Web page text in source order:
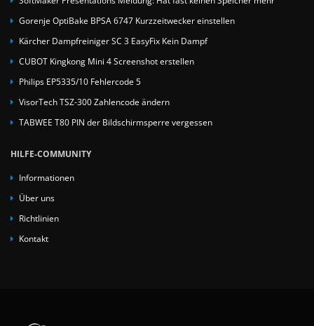
Gorenje OptiBake BPSA 6747 Kurzzeitwecker einstellen
Kärcher Dampfreiniger SC 3 EasyFix Kein Dampf
CUBOT Kingkong Mini 4 Screenshot erstellen
Philips EP5335/10 Fehlercode 5
VisorTech TSZ-300 Zahlencode ändern
TABWEE T80 PIN der Bildschirmsperre vergessen
HILFE-COMMUNITY
Informationen
Über uns
Richtlinien
Kontakt